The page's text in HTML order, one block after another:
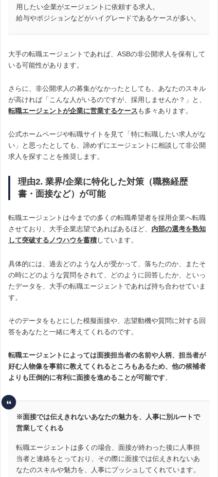
用したい企業がエージェントに依頼する求人。
給与やポジションなどがハイグレードであるケースが多い。
大手の転職エージェントであれば、ASBの非公開求人を保有して
いる可能性があります。
さらに、非公開求人の募集がなかったとしても、あなたのスキル
が高ければ「こんな人がいるのですが、採用しませんか？」と、
転職エージェントが企業に営業するケースも多々あります。
公式ホームページや転職サイトを見て「特に転職したい求人がな
い」と思ったとしても、諦めずにエージェントに相談して非公開
求人を探すことを推奨します。
理由2. 業界/企業に特化した対策（職務経歴
書・面接など）が可能
転職エージェントは今までの多くの転職希望者を採用企業へ転職
させており、大手企業志望であればあるほど、 内部の選考を熟知
して突破するノウハウを蓄積しています。
具体的には、過去どのような人が受かって、落ちたのか、またそ
の時にどのような質問をされて、どのように回答したか、といっ
たデータを、大手の転職エージェントであれば持ち合わせていま
す。
そのデータをもとにした模擬面接や、志望動機や質問に対する回
答をあなたと一緒に考えてくれるのです。
転職エージェントによっては面接担当者の名前や人柄、担当者が
好む人物像を事前に教えてくれるところもあるため、他の候補者
よりも圧倒的に有利に面接を進めることが可能です。
※面接では伝えきれないあなたの魅力を、人事に別ルートで
営業してくれる
転職エージェントは多くの場合、面接が終わった後に人事担
当者と連絡をとっており、その際に面接では伝えきれないあ
なたのスキルや魅力を、人事にプッシュしてくれています。